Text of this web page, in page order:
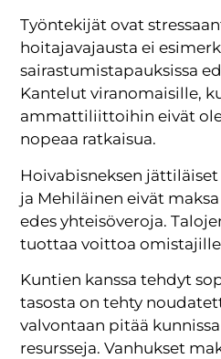
Työntekijät ovat
hoitajavajausta ei
sairastumistapauksissa
Kantelut viranomaisille,
ammattiliittoihin eivät
nopeaa ratkaisua.
Hoivabisneksen
ja Mehiläinen eivät
edes yhteisöveroja.
tuottaa voittoa
Kuntien kanssa tehdyt
tasosta on tehty
valvontaan pitää
resursseja. Vanhukset